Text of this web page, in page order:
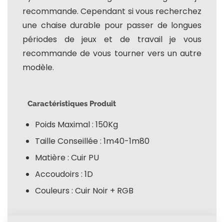
recommande. Cependant si vous recherchez
une chaise durable pour passer de longues
périodes de jeux et de travail je vous
recommande de vous tourner vers un autre
modèle.
Caractéristiques Produit
Poids Maximal : 150Kg
Taille Conseillée : 1m40-1m80
Matière : Cuir PU
Accoudoirs : 1D
Couleurs : Cuir Noir + RGB